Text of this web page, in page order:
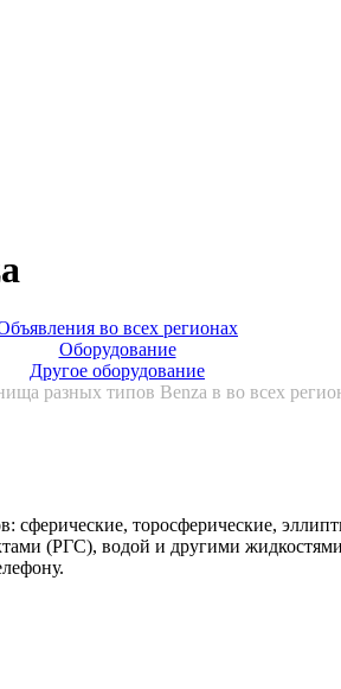
во всех регионах
Оборудование
Другое оборудование
разных типов Benza в во всех
торосферические,
(РГС), водой и другими